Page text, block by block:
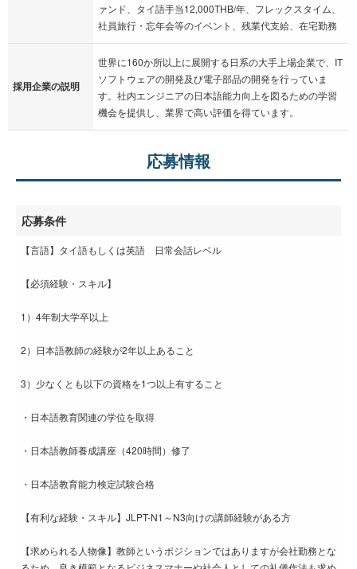
ァンド、タイ語手当12,000THB/年、フレックスタイム、
社員旅行・忘年会等のイベント、残業代支給、在宅勤務
採用企業の説明
世界に160か所以上に展開する日系の大手上場企業で、IT
ソフトウェアの開発及び電子部品の開発を行っていま
す。社内エンジニアの日本語能力向上を図るための学習
機会を提供し、業界で高い評価を得ています。
応募情報
応募条件
【言語】タイ語もしくは英語 日常会話レベル
【必須経験・スキル】
1）4年制大学卒以上
2）日本語教師の経験が2年以上あること
3）少なくとも以下の資格を1つ以上有すること
・日本語教育関連の学位を取得
・日本語教師養成講座（420時間）修了
・日本語教育能力検定試験合格
【有利な経験・スキル】JLPT-N1～N3向けの講師経験がある方
【求められる人物像】教師というポジションではありますが会社勤務とな